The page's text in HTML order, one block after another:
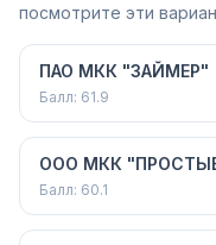
посмотрите эти
ПАО МКК "ЗАЙМЕР"
Балл: 61.9
ООО МКК
Балл: 60.1